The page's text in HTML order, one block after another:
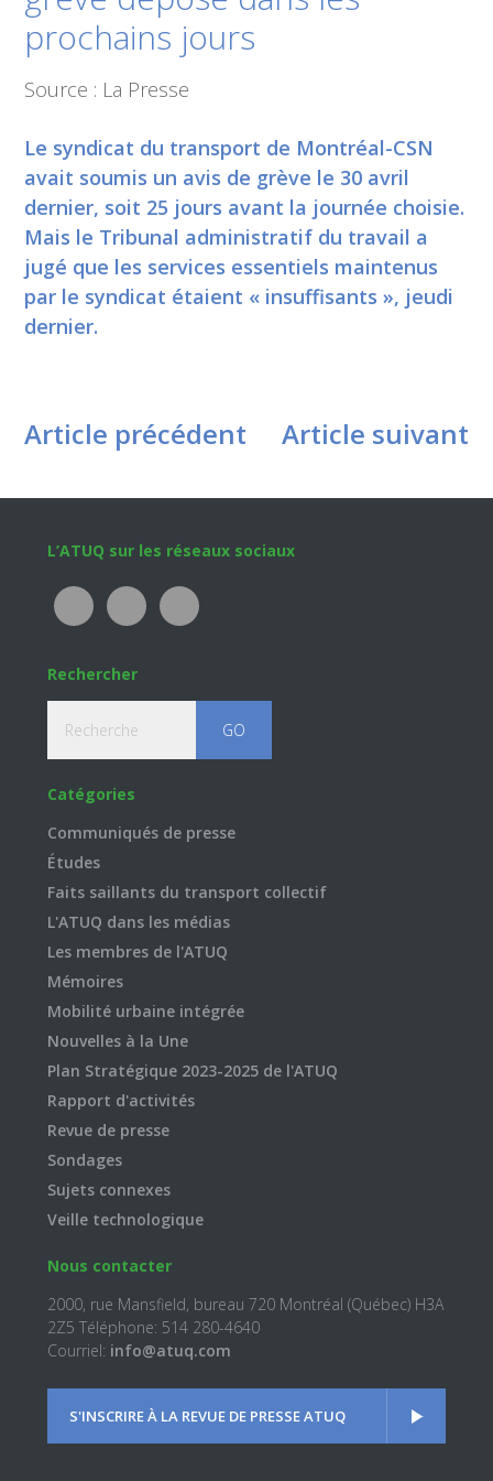
prochains jours
Source : La Presse
Le syndicat du transport de Montréal-CSN
avait soumis un avis de grève le 30 avril
dernier, soit 25 jours avant la journée choisie.
Mais le Tribunal administratif du travail a
jugé que les services essentiels maintenus
par le syndicat étaient « insuffisants », jeudi
dernier.
Article précédent Article suivant
Footer
L’ATUQ sur les réseaux sociaux
Rechercher
Catégories
Communiqués de presse
Études
Faits saillants du transport collectif
L'ATUQ dans les médias
Les membres de l'ATUQ
Mémoires
Mobilité urbaine intégrée
Nouvelles à la Une
Plan Stratégique 2023-2025 de l'ATUQ
Rapport d'activités
Revue de presse
Sondages
Sujets connexes
Veille technologique
Nous contacter
2000, rue Mansfield, bureau 720 Montréal (Québec) H3A
2Z5 Téléphone: 514 280-4640
Courriel: info@atuq.com
S'INSCRIRE À LA REVUE DE PRESSE ATUQ